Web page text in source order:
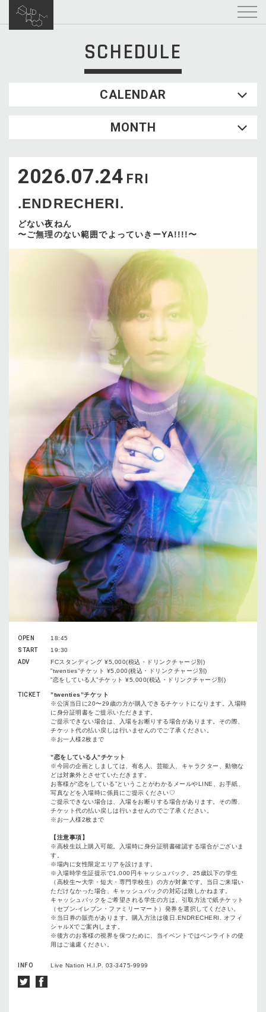
SCHEDULE
CALENDAR
WED
2
3 4 5
16
17 18
23
24
30
31
MONTH
2026.07.24 FRI
.ENDRECHERI.
どない夜ねん
〜ご無理のない範囲でよっていきーYA!!!!〜
OPEN
18:45
START
19:30
ADV
FCスタンディング ¥5,000(税込・ドリンクチャージ別)
”twenties”チケット ¥5,000(税込・ドリンクチャージ別)
”恋をしている⼈”チケット ¥5,000(税込・ドリンクチャージ別)
TICKET
”twenties”チケット
※公演当⽇に20〜29歳の⽅が購⼊できるチケットになります。⼊場時
に⾝分証明書をご提⽰いただきます。
ご提⽰できない場合は、⼊場をお断りする場合があります。その際、
チケット代の払い戻しは⾏いませんのでご了承ください。
※お⼀⼈様2枚まで
”恋をしている⼈”チケット
※今回の企画としましては、有名⼈、芸能⼈、キャラクター、動物な
どは対象外とさせていただきます。
お客様が“恋をしている”ということがわかるメールやLINE、お⼿紙、
写真などを⼊場時に係員にご提⽰ください♡
ご提⽰できない場合は、⼊場をお断りする場合があります。その際、
チケット代の払い戻しは⾏いませんのでご了承ください。
※お⼀⼈様2枚まで
【注意事項】
※⾼校⽣以上購⼊可能。⼊場時に⾝分証明書確認する場合がございま
す。
※場内に⼥性限定エリアを設けます。
※⼊場時学⽣証提⽰で1,000円キャッシュバック。25歳以下の学⽣
（⾼校⽣〜⼤学・短⼤・専⾨学校⽣）の⽅が対象です。当⽇ご来場い
ただけなかった場合、キャッシュバックの対応は致しかねます。
キャッシュバックをご希望される学⽣の⽅は、引取⽅法で紙チケット
（セブン-イレブン・ファミリーマート）発券を選択してください。
※当⽇券の販売があります。購⼊⽅法は後⽇.ENDRECHERI. オフィ
シャルXでご案内します。
※後⽅のお客様の視界を保つために、当イベントではペンライトの使
⽤はご遠慮ください。
INFO Live Nation H.I.P. 03-3475-9999